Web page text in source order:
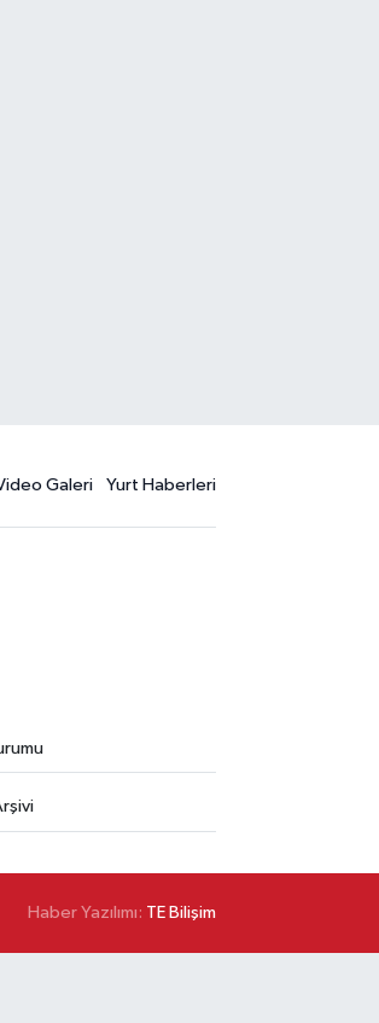
Galeri Yurt Haberleri
Haber Yazılımı: TE Bilişim